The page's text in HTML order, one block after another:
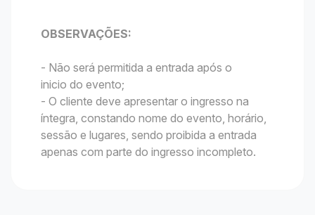
OBSERVAÇÕES:
- Não será permitida a entrada após o
inicio do evento;
- O cliente deve apresentar o ingresso na
íntegra, constando nome do evento, horário,
sessão e lugares, sendo proibida a entrada
apenas com parte do ingresso incompleto.